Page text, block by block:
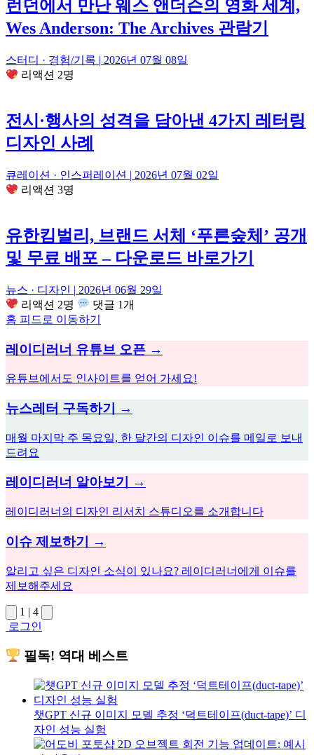
런던에서 만난 웨스 앤더슨의 영화 세계,
Wes Anderson: The Archives 관람기
스터디 · 경험/기록 | 2026년 07월 08일
리액션 2명
전시·행사의 성격을 담아낸 4가지 레터링
디자인 사례
큐레이션 · 인스퍼레이션 | 2026년 07월 02일
리액션 3명
유한킴벌리, 브랜드 서체 ‘푸른숲체’ 공개
및 무료 배포 – 다운로드 바로가기
뉴스 · 디자인 | 2026년 06월 29일
리액션 2명
댓글 1개
홈 피드로 이동하기
레이디러너 유튜브 오픈 →
유튜브에서도 인사이트를 얻어 가세요!
뉴스레터 구독하기 →
매월 마지막 주 목요일, 한 달간의 디자인 이슈를 메일로 보내
드려요
레이디러너 알아보기 →
레이디러너의 디자인 리서치 스튜디오를 소개합니다
이슈 제보하기 →
알리고 싶은 디자인 소식이 있나요? 레이디러너에게 이슈를
제보해주세요
1 | 4
로그인
필독! 역대 베스트
챗GPT 신규 이미지 모델 추정 ‘덕트테이프(duct-tape)’ 디
자인 성능 실험